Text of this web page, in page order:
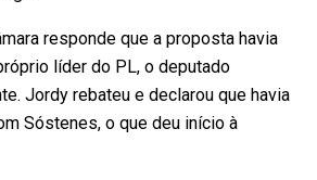
responde que a proposta havia
líder do PL, o deputado
Jordy rebateu e declarou que havia
Sóstenes, o que deu início à